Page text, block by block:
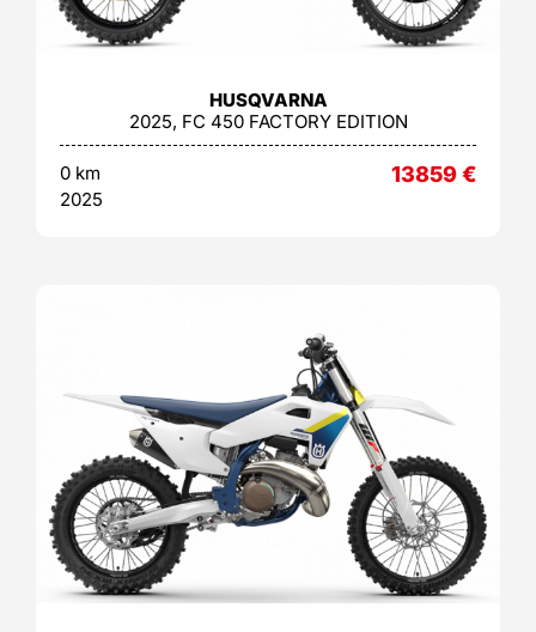
HUSQVARNA
2025, FC 450 FACTORY EDITION
0 km
2025
13859€